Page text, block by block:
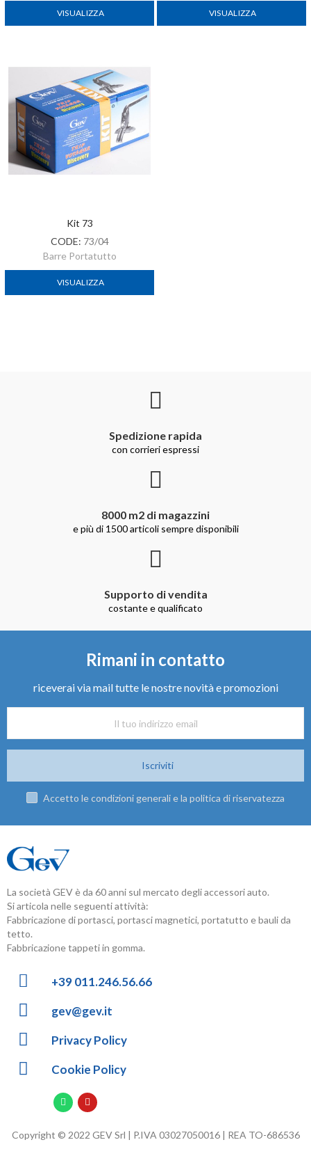
VISUALIZZA VISUALIZZA
Kit 73
CODE: 73/04
Barre Portatutto
VISUALIZZA
Spedizione rapida
con corrieri espressi
8000 m2 di magazzini
e più di 1500 articoli sempre disponibili
Supporto di vendita
costante e qualificato
Rimani in contatto
riceverai via mail tutte le nostre novità e promozioni
Iscriviti
Accetto le condizioni generali e la politica di riservatezza
La società GEV è da 60 anni sul mercato degli accessori auto.
Si articola nelle seguenti attività:
Fabbricazione di portasci, portasci magnetici, portatutto e bauli da
tetto.
Fabbricazione tappeti in gomma.
+39 011.246.56.66
gev@gev.it
Privacy Policy
Cookie Policy
Copyright © 2022 GEV Srl | P.IVA 03027050016 | REA TO-686536